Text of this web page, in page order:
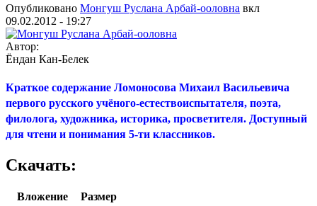
Опубликовано Монгуш Руслана Арбай-ооловна вкл
09.02.2012 - 19:27
Автор:
Ёндан Кан-Белек
Краткое содержание Ломоносова Михаил Васильевича
первого русского учёного-естествоиспытателя, поэта,
филолога, художника, историка, просветителя. Доступный
для чтени и понимания 5-ти классников.
Скачать:
Вложение
Размер